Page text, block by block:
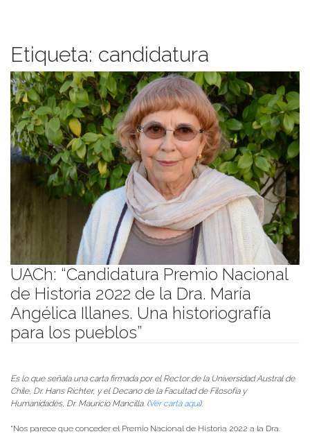
Etiqueta: candidatura
UACh: “Candidatura Premio Nacional
de Historia 2022 de la Dra. María
Angélica Illanes. Una historiografía
para los pueblos”
Es lo que señala una carta firmada por el Rector de la Universidad Austral de
Chile, Dr. Hans Richter, y el Decano de la Facultad de Filosofía y
Humanidades, Dr. Mauricio Mancilla. (Ver carta aquí).
“Nos parece que conceder el Premio Nacional de Historia 2022 a la Dra.